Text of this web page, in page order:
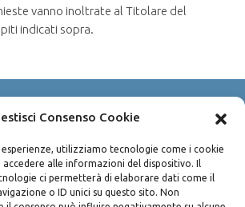
Consenso Cookie
utilizziamo tecnologie come i cookie
alle informazioni del dispositivo. Il
ci permetterà di elaborare dati come il
o ID unici su questo sito. Non
vanno inoltrate al Titolare del
indicati sopra.
P.IVA 04490100825
n. 45 - 90141 Palermo
policy/Cookie policy